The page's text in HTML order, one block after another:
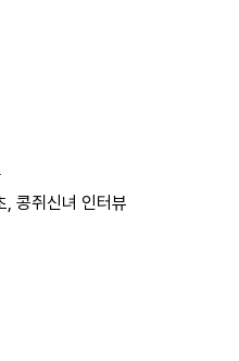
콩쥐신녀 인터뷰